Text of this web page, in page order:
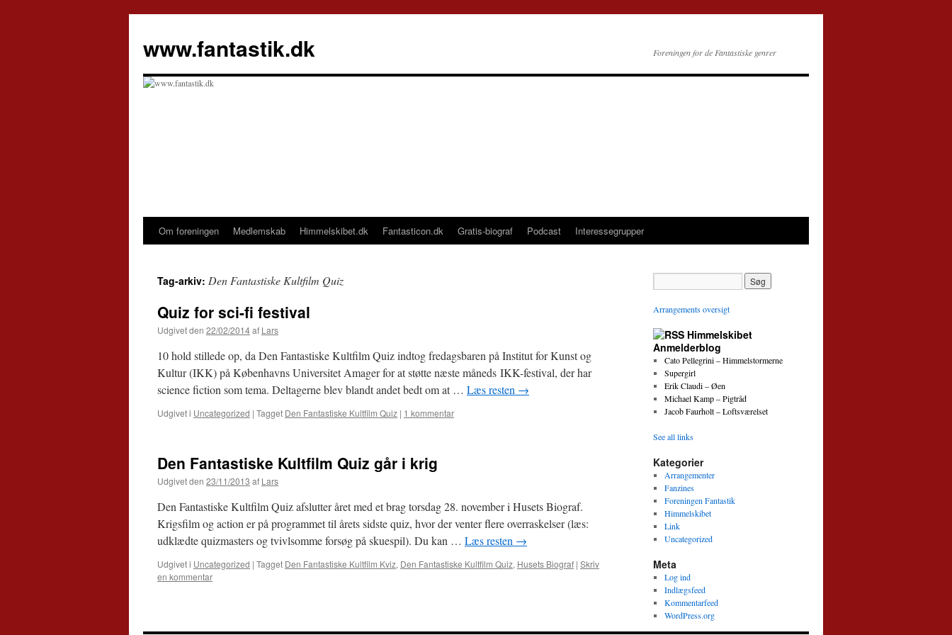
indhold
www.fantastik.dk Foreningen for de Fantastiske genrer
Om foreningen Medlemskab Himmelskibet.dk Fantasticon.dk Gratis-biograf Podcast Interessegrupper
Tag-arkiv: Den Fantastiske Kultfilm Quiz
Quiz for sci-fi festival
Udgivet den 22/02/2014af Lars
10 hold stillede op, da Den Fantastiske Kultfilm Quiz indtog fredagsbaren på Institut for Kunst og
Kultur (IKK) på Københavns Universitet Amager for at støtte næste måneds IKK-festival, der har
science fiction som tema. Deltagerne blev blandt andet bedt om at … Læs resten →
Udgivet i Uncategorized | Tagget Den Fantastiske Kultfilm Quiz | 1 kommentar
Den Fantastiske Kultfilm Quiz går i krig
Udgivet den 23/11/2013 af Lars
Den Fantastiske Kultfilm Quiz afslutter året med et brag torsdag 28. november i Husets Biograf.
Krigsfilm og action er på programmet til årets sidste quiz, hvor der venter flere overraskelser (læs:
udklædte quizmasters og tvivlsomme forsøg på skuespil). Du kan … Læs resten →
Udgivet i Uncategorized | Tagget Den Fantastiske Kultfilm Kviz, Den Fantastiske Kultfilm Quiz, Husets Biograf | Skriv
en kommentar
Arrangements oversigt
Himmelskibet
Anmelderblog
Cato Pellegrini – Himmelstormerne
Supergirl
Erik Claudi – Øen
Michael Kamp – Pigtråd
Jacob Faurholt – Loftsværelset
See all links
Kategorier
Arrangementer
Fanzines
Foreningen Fantastik
Himmelskibet
Link
Uncategorized
Meta
Log ind
Indlægsfeed
Kommentarfeed
WordPress.org